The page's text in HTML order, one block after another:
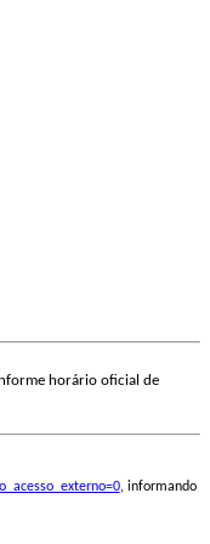
horário oficial de
, informando